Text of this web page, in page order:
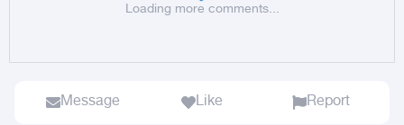
Loading more comments...
Message Like Report